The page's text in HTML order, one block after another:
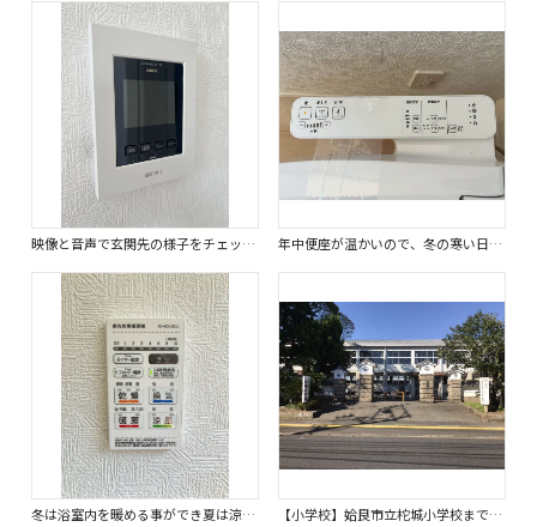
映像と音声で玄関先の様子をチェックできるTVモニタ付インターホン。 年中便座が温かいので、冬の寒い日など温かい便座に座れます。
冬は浴室内を暖める事ができ夏は涼しくする事ができるため入浴時を快適に過ごせます。 【小学校】姶良市立柁城小学校まで750ｍ